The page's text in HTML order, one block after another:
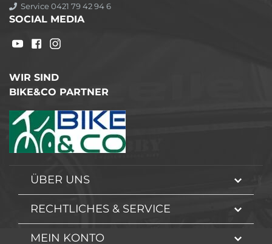
Service 0421 79 42 94 6
SOCIAL MEDIA
WIR SIND
BIKE&CO PARTNER
ÜBER UNS
RECHTLICHES & SERVICE
MEIN KONTO